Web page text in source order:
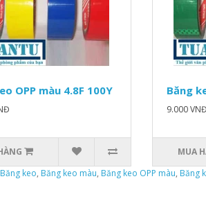
OPP màu 4.8F 100Y Băng
9.000 VNĐ
MUA
Băng keo, Băng keo màu, Băng keo OPP màu, Băng